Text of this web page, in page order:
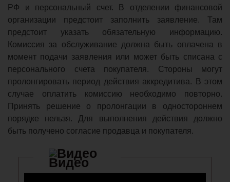
РФ и персональный счет. В отделении финансовой
организации предстоит заполнить заявление. Там
предстоит указать обязательную информацию.
Комиссия за обслуживание должна быть оплачена в
момент подачи заявления или может быть списана с
персонального счета покупателя. Стороны могут
пролонгировать период действия аккредитива. В этом
случае оплатить комиссию необходимо повторно.
Принять решение о пролонгации в одностороннем
порядке нельзя. Для выполнения действия должно
быть получено согласие продавца и покупателя.
Видео